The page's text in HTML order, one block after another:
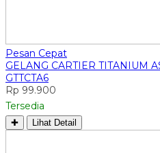
Pesan Cepat
GELANG CARTIER TITANIUM
GTTCTA6
Rp 99.900
Tersedia
✚ Lihat Detail